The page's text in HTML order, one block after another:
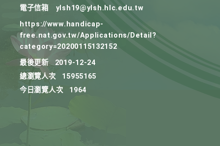
電子信箱
ylsh19@ylsh.hlc.edu.tw
https://www.handicap-
free.nat.gov.tw/Applications/Detail?
category=20200115132152
最後更新
2019-12-24
總瀏覽人次
15955165
今日瀏覽人次
1964